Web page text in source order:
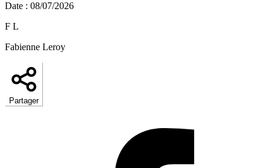
Date : 08/07/2026
F L
Fabienne Leroy
Partager